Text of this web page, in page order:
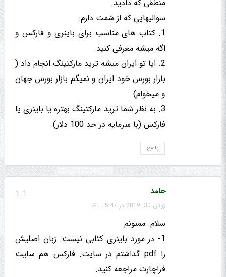
منطقی که دادید.
سوالیهایی که از شمت دارم:
1. کتاب های مناسب برای باینری و فارکس و
اگه میشه معرفی کنید.
2. ایا تو ایران میشه ترید مارکتینگ انجام داد (
بازار بورس خود ایران و نمیگم بازار بورس جهان
و میخوام)
3. به نظر شما ترید مارکتینگ بهتره یا باینری یا
فارکس (با سرمایه در حد 100 دلار)
پاسخ
1.1 حامد
ژوئن 30, 2019 در 5:47 ب.ظ
سلام. ممنونم
1- در مورد باینری کتابی نیست. زبان اصلیش
را pdf گذاشتم در سایت. فارکس هم سایت
فراچارت مراجعه کنید.